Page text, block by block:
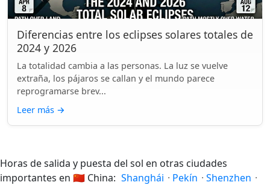
Diferencias entre los eclipses solares totales de
2024 y 2026
La totalidad cambia a las personas. La luz se vuelve
extraña, los pájaros se callan y el mundo parece
reprogramarse brev...
Leer más →
Horas de salida y puesta del sol en otras ciudades
importantes en 🇨🇳 China: Shanghái · Pekín · Shenzhen ·